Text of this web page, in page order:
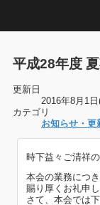
平成28年度
更新日
2016年8月1
カテゴリ
お知らせ・更
時下益々ご清祥
本会の業務につ
賜り厚くお礼申し
さて、本会では